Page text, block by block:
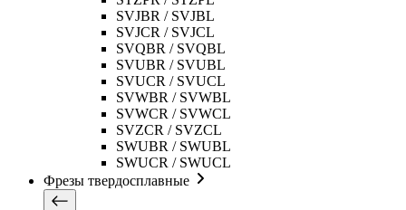
SVJBR / SVJBL
SVJCR / SVJCL
SVQBR / SVQBL
SVUBR / SVUBL
SVUCR / SVUCL
SVWBR / SVWBL
SVWCR / SVWCL
SVZCR / SVZCL
SWUBR / SWUBL
SWUCR / SWUCL
Фрезы твердосплавные